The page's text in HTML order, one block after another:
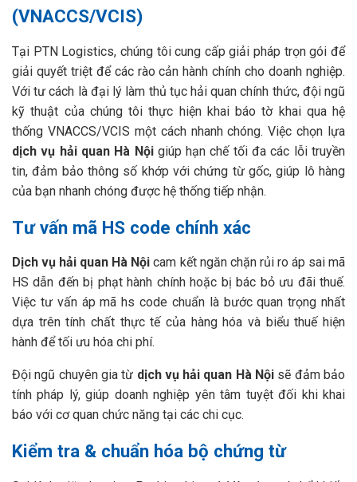
(VNACCS/VCIS)
Tại PTN Logistics, chúng tôi cung cấp giải pháp trọn gói để
giải quyết triệt để các rào cản hành chính cho doanh nghiệp.
Với tư cách là đại lý làm thủ tục hải quan chính thức, đội ngũ
kỹ thuật của chúng tôi thực hiện khai báo tờ khai qua hệ
thống VNACCS/VCIS một cách nhanh chóng. Việc chọn lựa
dịch vụ hải quan Hà Nộigiúp hạn chế tối đa các lỗi truyền
tin, đảm bảo thông số khớp với chứng từ gốc, giúp lô hàng
của bạn nhanh chóng được hệ thống tiếp nhận.
Tư vấn mã HS code chính xác
Dịch vụ hải quan Hà Nội cam kết ngăn chặn rủi ro áp sai mã
HS dẫn đến bị phạt hành chính hoặc bị bác bỏ ưu đãi thuế.
Việc tư vấn áp mã hs code chuẩn là bước quan trọng nhất
dựa trên tính chất thực tế của hàng hóa và biểu thuế hiện
hành để tối ưu hóa chi phí.
Đội ngũ chuyên gia từ dịch vụ hải quan Hà Nội sẽ đảm bảo
tính pháp lý, giúp doanh nghiệp yên tâm tuyệt đối khi khai
báo với cơ quan chức năng tại các chi cục.
Kiểm tra & chuẩn hóa bộ chứng từ